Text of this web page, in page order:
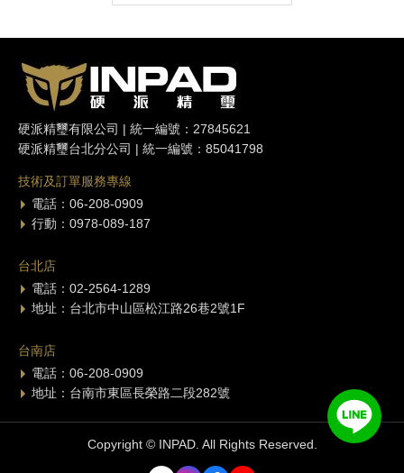
硬派精璽有限公司 | 統一編號：27845621
硬派精璽台北分公司 | 統一編號：85041798
技術及訂單服務專線
電話：06-208-0909
行動：0978-089-187
台北店
電話：02-2564-1289
地址：台北市中山區松江路26巷2號1F
台南店
電話：06-208-0909
地址：台南市東區長榮路二段282號
Copyright © INPAD. All Rights Reserved.